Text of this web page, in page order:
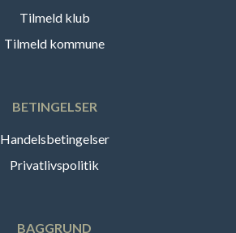
Tilmeld klub
Tilmeld kommune
BETINGELSER
Handelsbetingelser
Privatlivspolitik
BAGGRUND